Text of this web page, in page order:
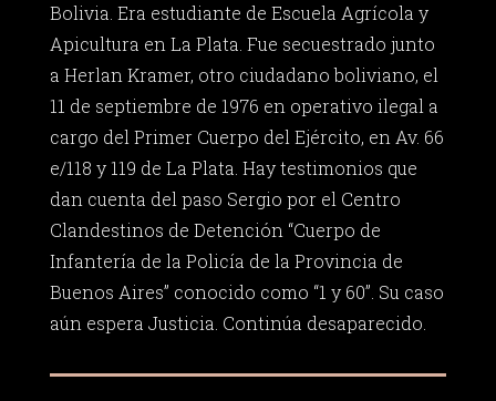
Bolivia. Era estudiante de Escuela Agrícola y
Apicultura en La Plata. Fue secuestrado junto
a Herlan Kramer, otro ciudadano boliviano, el
11 de septiembre de 1976 en operativo ilegal a
cargo del Primer Cuerpo del Ejército, en Av. 66
e/118 y 119 de La Plata. Hay testimonios que
dan cuenta del paso Sergio por el Centro
Clandestinos de Detención “Cuerpo de
Infantería de la Policía de la Provincia de
Buenos Aires” conocido como “1 y 60”. Su caso
aún espera Justicia. Continúa desaparecido.